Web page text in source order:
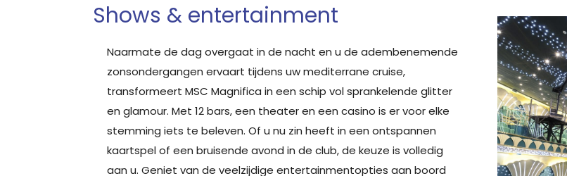
Shows & entertainment
Naarmate de dag overgaat in de nacht en u de adembenemende
zonsondergangen ervaart tijdens uw mediterrane cruise,
transformeert MSC Magnifica in een schip vol sprankelende glitter
en glamour. Met 12 bars, een theater en een casino is er voor elke
stemming iets te beleven. Of u nu zin heeft in een ontspannen
kaartspel of een bruisende avond in de club, de keuze is volledig
aan u. Geniet van de veelzijdige entertainmentopties aan boord